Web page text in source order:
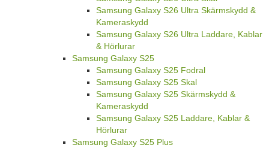
Samsung Galaxy S26 Ultra Skärmskydd &
Kameraskydd
Samsung Galaxy S26 Ultra Laddare, Kablar
& Hörlurar
Samsung Galaxy S25
Samsung Galaxy S25 Fodral
Samsung Galaxy S25 Skal
Samsung Galaxy S25 Skärmskydd &
Kameraskydd
Samsung Galaxy S25 Laddare, Kablar &
Hörlurar
Samsung Galaxy S25 Plus